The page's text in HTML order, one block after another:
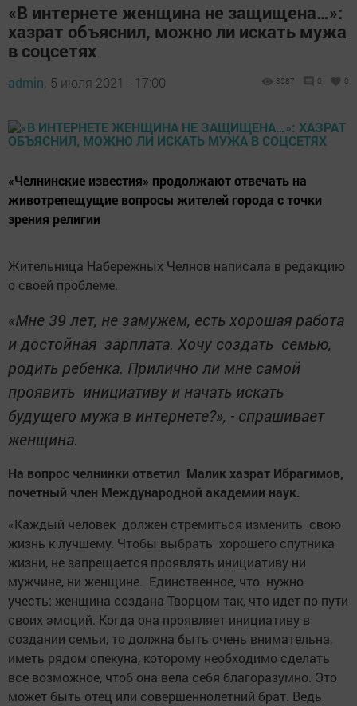
«В интернете женщина не защищена…»:
хазрат объяснил, можно ли искать мужа
в соцсетях
admin, 5 июля 2021 - 17:00 3587 0 0
«Челнинские известия» продолжают отвечать на
животрепещущие вопросы жителей города с точки
зрения религии
Жительница Набережных Челнов написала в редакцию
о своей проблеме.
«Мне 39 лет, не замужем, есть хорошая работа
и достойная зарплата. Хочу создать семью,
родить ребенка. Прилично ли мне самой
проявить инициативу и начать искать
будущего мужа в интернете?», - спрашивает
женщина.
На вопрос челнинки ответил Малик хазрат Ибрагимов,
почетный член Международной академии наук.
«Каждый человек должен стремиться изменить свою
жизнь к лучшему. Чтобы выбрать хорошего спутника
жизни, не запрещается проявлять инициативу ни
мужчине, ни женщине. Единственное, что нужно
учесть: женщина создана Творцом так, что идет по пути
своих эмоций. Когда она проявляет инициативу в
создании семьи, то должна быть очень внимательна,
иметь рядом опекуна, которому необходимо сделать
все возможное, чтоб она вела себя благоразумно. Это
может быть отец или совершеннолетний брат. Ведь